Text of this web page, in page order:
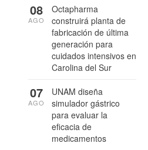
Octapharma
construirá planta de
fabricación de última
generación para
cuidados intensivos en
Carolina del Sur
08
AGO
UNAM diseña
simulador gástrico
para evaluar la
eficacia de
medicamentos
07
AGO